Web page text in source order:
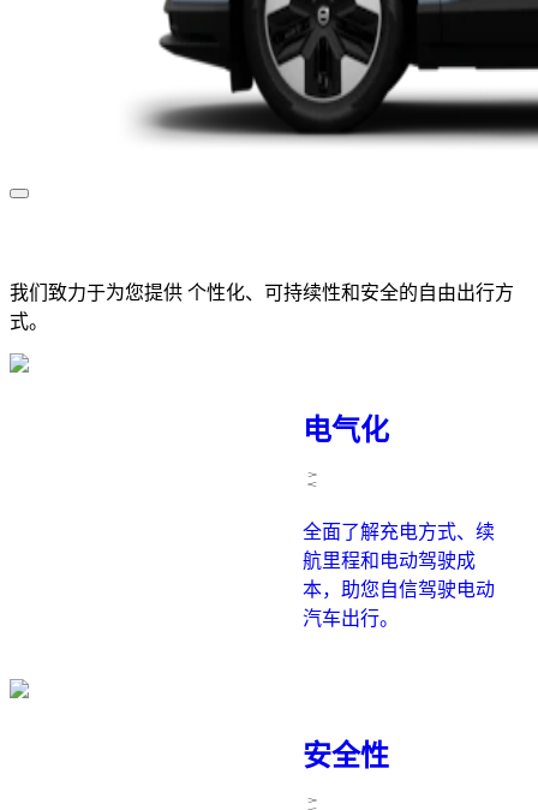
我们致力于为您提供 个性化、可持续性和安全的自由出行方
式。
电气化
全面了解充电方式、续
航里程和电动驾驶成
本，助您自信驾驶电动
汽车出行。
安全性